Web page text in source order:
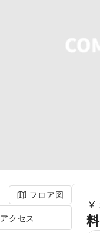
フロア図
アクセス